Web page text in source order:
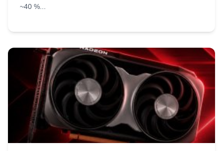
~40 %...